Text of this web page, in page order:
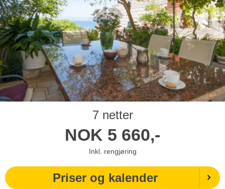
7 netter
NOK 5 660,-
Inkl. rengjøring
Priser og kalender